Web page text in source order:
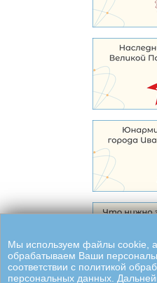
Мы используем файлы cookie, а
обрабатываем Ваши
соответствии с политикой
персональных данных.